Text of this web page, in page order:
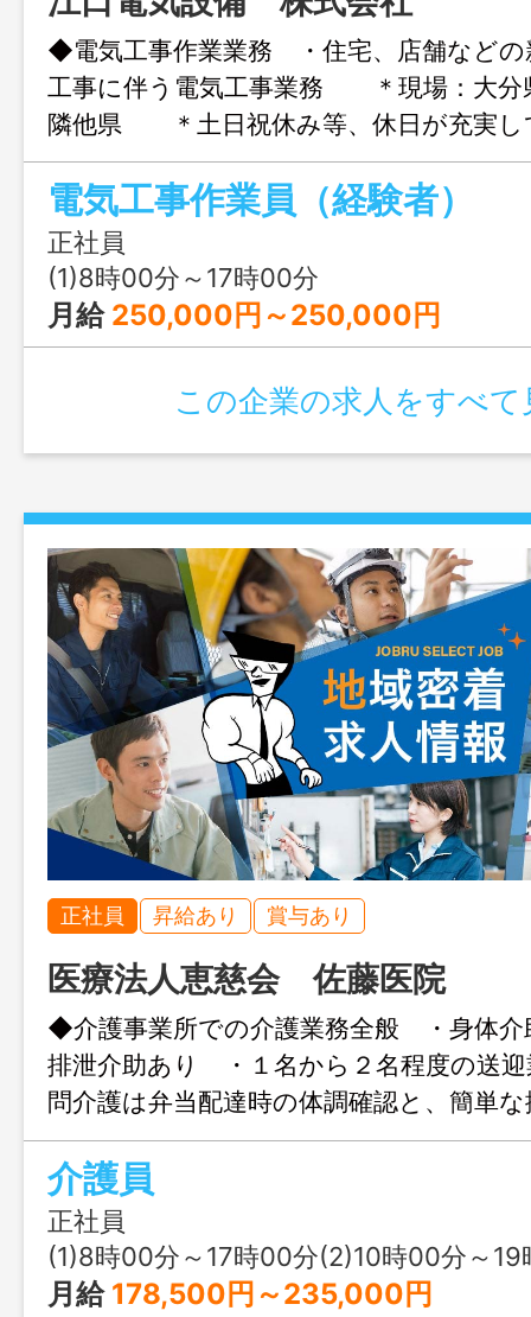
◆電気工事作業業務 ・住宅、店舗などの
工事に伴う電気工事業務 ＊現場：大分
隣他県 ＊土日祝休み等、休日が充実し
す！ ※変更範囲：変更なし ※応募に
クの紹介状が必要です
電気工事作業員（経験者）
正社員
(1)8時00分～17時00分
月給 250,000円～250,000円
この企業の求人をすべて
正社員 昇給あり 賞与あり
医療法人恵慈会 佐藤医院
◆介護事業所での介護業務全般 ・身体介
排泄介助あり ・１名から２名程度の送
問介護は弁当配達時の体調確認と、簡単
人ホームでの介護業務 ・定員は、通所：
９名、訪問：若干名 ＊夜勤あり（月４回
数は相談に応じます。） ※状況により
ていただく事があります ＊変更範囲
募にはハローワークの紹介状が必要です
介護員
正社員
(1)8時00分～17時00分(2)10時00分～19時00分
月給 178,500円～235,000円